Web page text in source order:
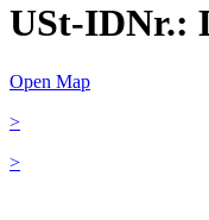
USt-IDNr.:
Open Map
>
>